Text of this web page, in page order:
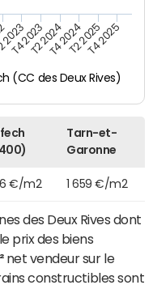
(CC des Deux Rives)
T4 2023T2 2024T4 2024T2 2025T4 2025
Tarn-et-
Garonne
€/m2 1 659 €/m2
des Deux Rives dont
prix des biens
net vendeur sur le
constructibles sont